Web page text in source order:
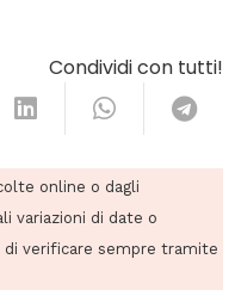
Condividi con tutti!
online o dagli
variazioni di date o
di verificare sempre tramite